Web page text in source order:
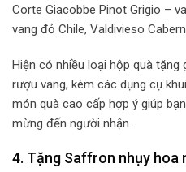
Corte Giacobbe Pinot Grigio –
vang đỏ Chile, Valdivieso
Hiện có nhiều loại hộp quà
rượu vang, kèm các dụng cụ
món quà cao cấp hợp ý giúp
mừng đến người nhận.
4. Tặng Saffron nhụy hoa